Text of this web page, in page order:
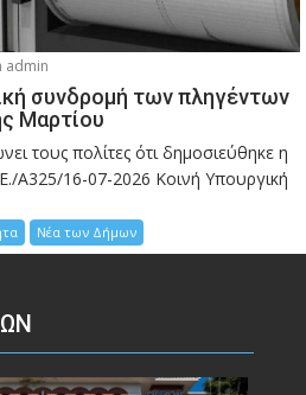
admin
συνδρομή των πληγέντων
Μαρτίου
τους πολίτες ότι δημοσιεύθηκε η
Α325/16-07-2026 Κοινή Υπουργική
Νέα των Δήμων